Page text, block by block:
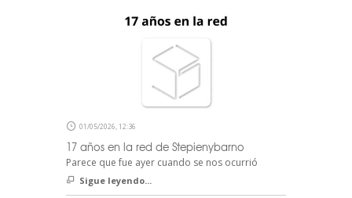
01/05/2026, 12:36
17 años en la red de Stepienybarno
Parece que fue ayer cuando se nos ocurrió
Sigue leyendo...